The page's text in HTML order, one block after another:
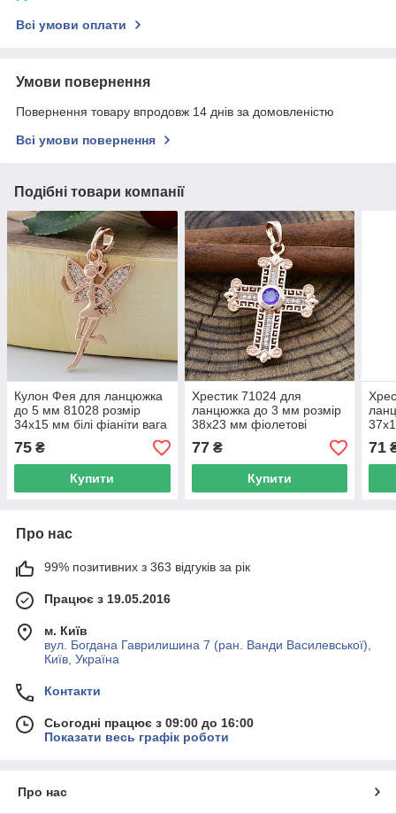
Всі умови оплати
Умови повернення
Повернення товару впродовж 14 днів за домовленістю
Всі умови повернення
Подібні товари компанії
Кулон Фея для ланцюжка
до 5 мм 81028 розмір
34х15 мм білі фіаніти вага
2.3 г позолота РО
75 ₴
Купити
Хрестик 71024 для
ланцюжка до 3 мм розмір
38x23 мм фіолетові
фіаніти вага 2.8 г
позолота РО
77₴
Купити
2.3
71
Про нас
99% позитивних з 363 відгуків за рік
Працює з 19.05.2016
м. Київ
вул. Богдана Гаврилишина 7 (ран. Ванди Василевської),
Київ, Україна
Контакти
Сьогодні працює з 09:00 до 16:00
Показати весь графік роботи
Про нас